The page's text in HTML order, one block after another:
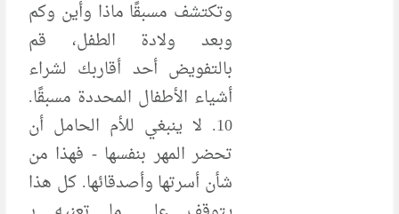
وتكتشف مسبقًا ماذا وأين وكم
وبعد ولادة الطفل، قم
بالتفويض أحد أقاربك لشراء
أشياء الأطفال المحددة مسبقًا.
10. لا ينبغي للأم الحامل أن
تحضر المهر بنفسها - فهذا من
شأن أسرتها وأصدقائها. كل هذا